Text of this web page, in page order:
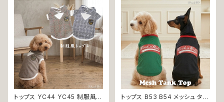
の子 小型犬 おしゃれ かわいい
可愛い 透け感 コットン 返品交
換不可
トップス YC44 YC45 制服風
トップス B53 B54 メッシュ タン